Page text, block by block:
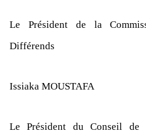
Le
Président de la
Différends
Issiaka MOUSTAFA
Le Président du Conseil de